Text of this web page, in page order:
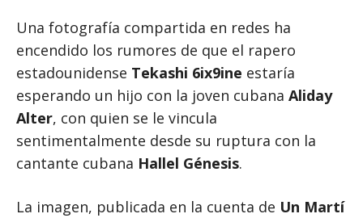
Una fotografía compartida en redes ha
encendido los rumores de que el rapero
estadounidense Tekashi 6ix9ine estaría
esperando un hijo con la joven cubana Aliday
Alter, con quien se le vincula
sentimentalmente desde su ruptura con la
cantante cubana Hallel Génesis.
La imagen, publicada en la cuenta de Un Martí